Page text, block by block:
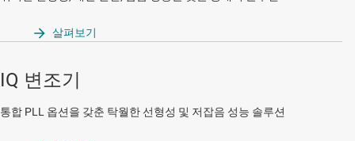
살펴보기
IQ 변조기
통합 PLL 옵션을 갖춘 탁월한 선형성 및 저잡음 성능 솔루션